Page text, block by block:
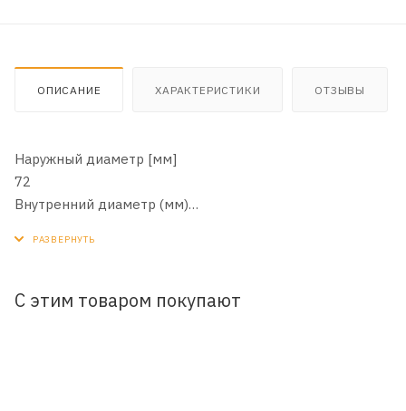
ОПИСАНИЕ ХАРАКТЕРИСТИКИ ОТЗЫВЫ
Наружный диаметр [мм]
72
Внутренний диаметр (мм)
Наружный диаметр 1 [мм]
С этим товаром покупают